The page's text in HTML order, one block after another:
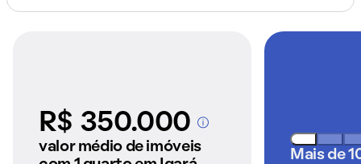
R$ 350.000A partir dos imóveis
anunciados pelo
valor médio de imóveis
Mais de